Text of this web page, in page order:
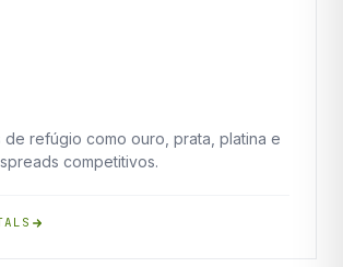
de refúgio como ouro, prata, platina e
competitivos.